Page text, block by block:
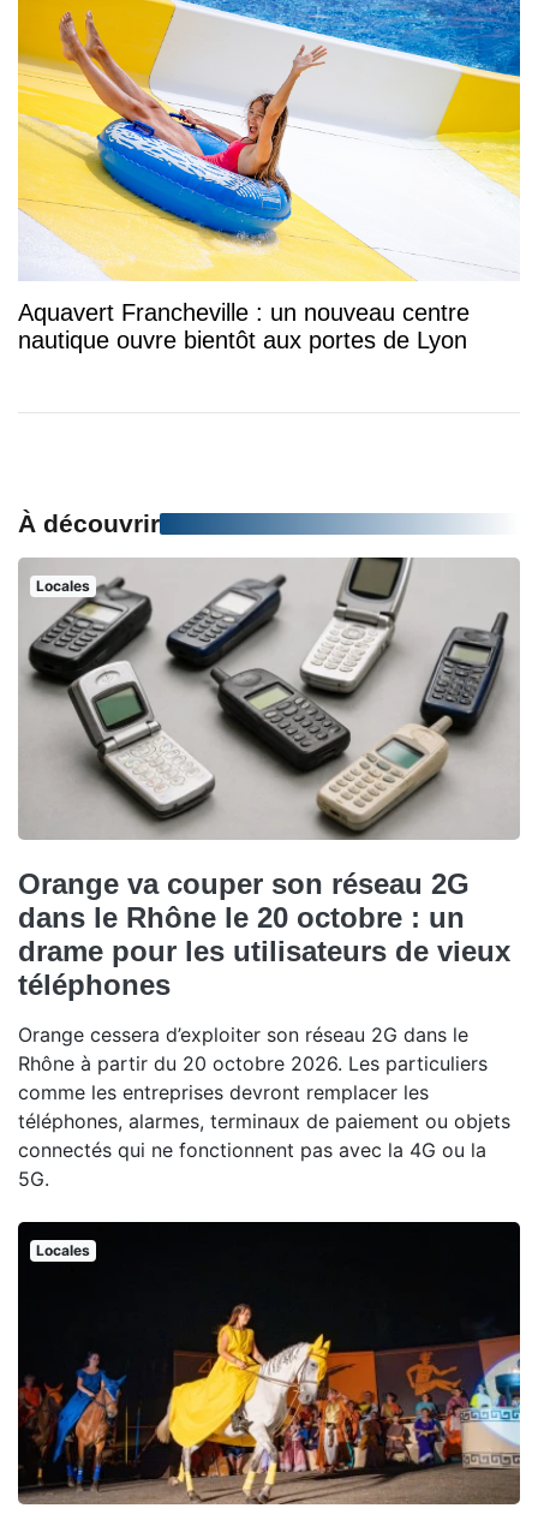
Aquavert Francheville : un nouveau centre
nautique ouvre bientôt aux portes de Lyon
À découvrir
Locales
Orange va couper son réseau 2G
dans le Rhône le 20 octobre : un
drame pour les utilisateurs de vieux
téléphones
Orange cessera d’exploiter son réseau 2G dans le
Rhône à partir du 20 octobre 2026. Les particuliers
comme les entreprises devront remplacer les
téléphones, alarmes, terminaux de paiement ou objets
connectés qui ne fonctionnent pas avec la 4G ou la
5G.
Locales